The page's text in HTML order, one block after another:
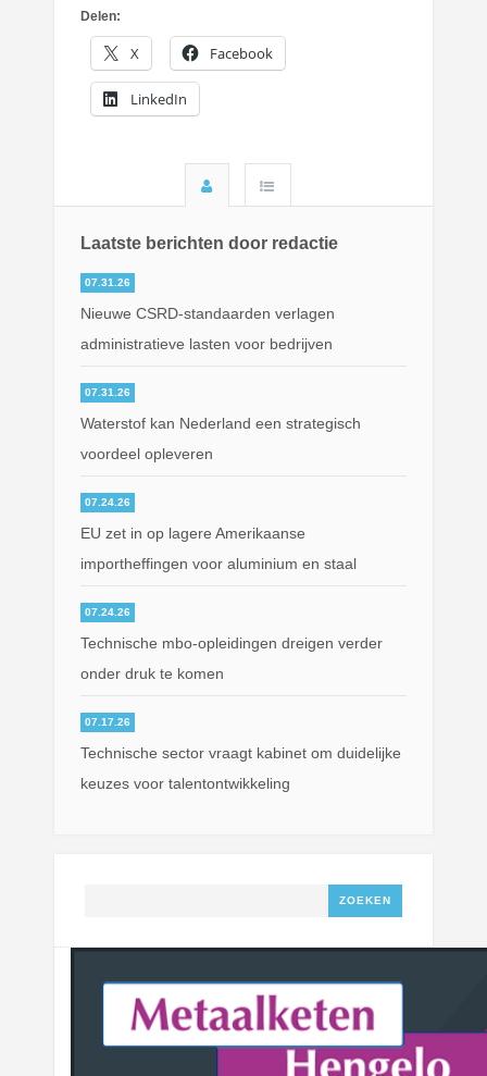
Delen:
X Facebook
LinkedIn
Laatste berichten door redactie
07.31.26
Nieuwe CSRD-standaarden verlagen
administratieve lasten voor bedrijven
07.31.26
Waterstof kan Nederland een strategisch
voordeel opleveren
07.24.26
EU zet in op lagere Amerikaanse
importheffingen voor aluminium en staal
07.24.26
Technische mbo-opleidingen dreigen verder
onder druk te komen
07.17.26
Technische sector vraagt kabinet om duidelijke
keuzes voor talentontwikkeling